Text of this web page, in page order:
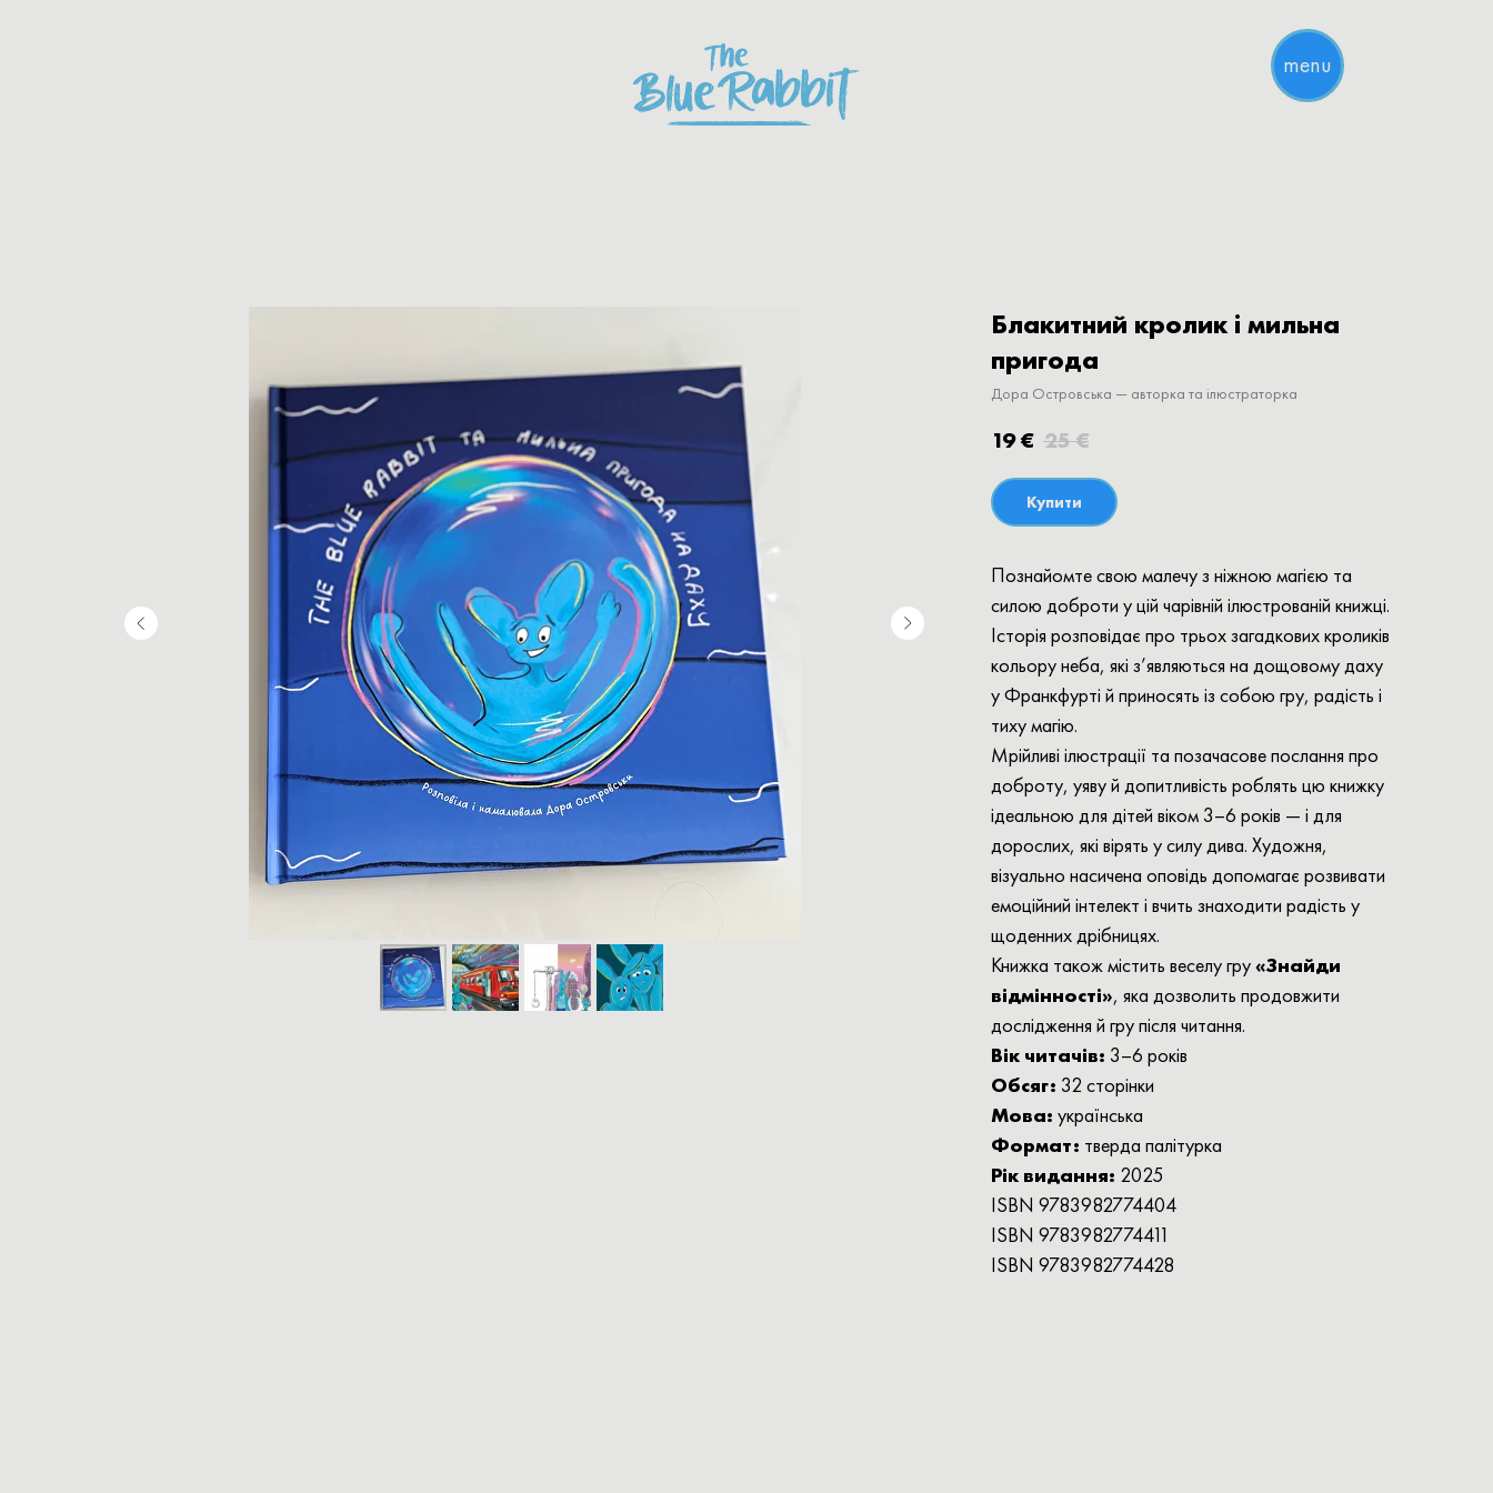
Блакитний кролик і мильна
пригода
Дора Островська — авторка та ілюстраторка
19€ 25€
Купити
Познайомте свою малечу з ніжною магією та
силою доброти у цій чарівній ілюстрованій книжці.
Історія розповідає про трьох загадкових кроликів
кольору неба, які з’являються на дощовому даху
у Франкфурті й приносять із собою гру, радість і
тиху магію.
Мрійливі ілюстрації та позачасове послання про
доброту, уяву й допитливість роблять цю книжку
ідеальною для дітей віком 3–6 років — і для
дорослих, які вірять у силу дива. Художня,
візуально насичена оповідь допомагає розвивати
емоційний інтелект і вчить знаходити радість у
щоденних дрібницях.
Книжка також містить веселу гру«Знайди
відмінності», яка дозволить продовжити
дослідження й гру після читання.
Вік читачів: 3–6 років
Обсяг: 32 сторінки
Мова: українська
Формат: тверда палітурка
Рік видання: 2025
ISBN 9783982774404
ISBN 9783982774411
ISBN 9783982774428